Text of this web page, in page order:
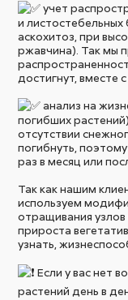
учет
и листостебельных
аскохитоз, при
ржавчина). Так мы
достигнут, вместе
анализ на
погибших
отсутствии
погибнуть,
раз в месяц или
Так как нашим
используем
отращивания
прироста
узнать,
Если у вас нет
растений день в